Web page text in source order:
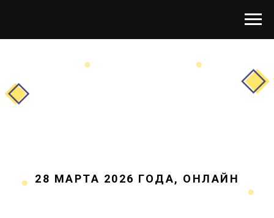
28 МАРТА 2026 ГОДА, ОНЛАЙН